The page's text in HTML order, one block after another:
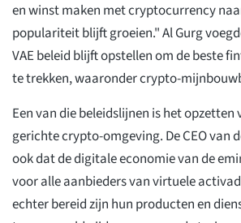
en winst maken met cryptocurrency
populariteit blijft groeien." Al Gurg
VAE beleid blijft opstellen om de beste
te trekken, waaronder crypto-
Een van die beleidslijnen is het opzetten
gerichte crypto-omgeving. De CEO van
ook dat de digitale economie van de
voor alle aanbieders van virtuele
echter bereid zijn hun producten en